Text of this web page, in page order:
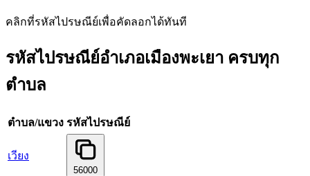
คลิกที่รหัสไปรษณีย์เพื่อคัดลอกได้ทันที
รหัสไปรษณีย์อำเภอเมืองพะเยา ครบทุก
ตำบล
ตำบล/แขวง รหัสไปรษณีย์
เวียง
56000